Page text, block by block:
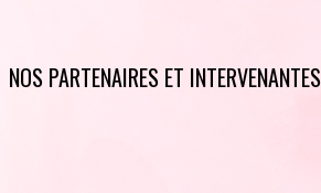
NOS PARTENAIRES ET INTERVENANTES